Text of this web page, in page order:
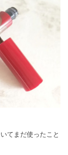
てまだ使ったこと